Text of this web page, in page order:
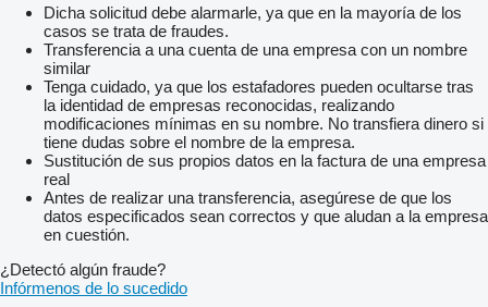
Dicha solicitud debe alarmarle, ya que en la mayoría de los
casos se trata de fraudes.
Transferencia a una cuenta de una empresa con un nombre
similar
Tenga cuidado, ya que los estafadores pueden ocultarse tras
la identidad de empresas reconocidas, realizando
modificaciones mínimas en su nombre. No transfiera dinero si
tiene dudas sobre el nombre de la empresa.
Sustitución de sus propios datos en la factura de una empresa
real
Antes de realizar una transferencia, asegúrese de que los
datos especificados sean correctos y que aludan a la empresa
en cuestión.
¿Detectó algún fraude?
Infórmenos de lo sucedido